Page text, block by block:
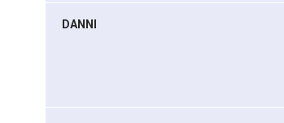
DANNI